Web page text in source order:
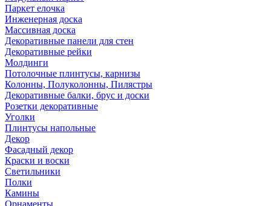
Паркет елочка
Инженерная доска
Массивная доска
Декоративные панели для стен
Декоративные рейки
Молдинги
Потолочные плинтусы, карнизы
Колонны, Полуколонны, Пилястры
Декоративные балки, брус и доски
Розетки декоративные
Уголки
Плинтусы напольные
Декор
Фасадный декор
Краски и воски
Светильники
Полки
Камины
Орнаменты